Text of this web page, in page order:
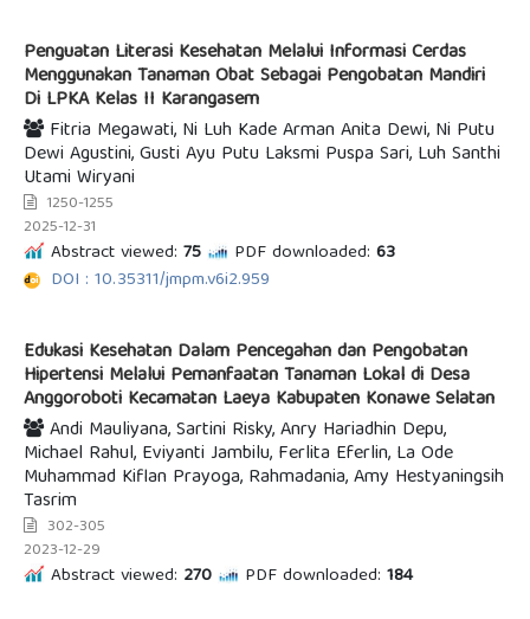
Penguatan Literasi Kesehatan Melalui Informasi Cerdas
Menggunakan Tanaman Obat Sebagai Pengobatan Mandiri
Di LPKA Kelas II Karangasem
Fitria Megawati, Ni Luh Kade Arman Anita Dewi, Ni Putu
Dewi Agustini, Gusti Ayu Putu Laksmi Puspa Sari, Luh Santhi
Utami Wiryani
1250-1255
2025-12-31
Abstract viewed: 75 PDF downloaded: 63
DOI : 10.35311/jmpm.v6i2.959
Edukasi Kesehatan Dalam Pencegahan dan Pengobatan
Hipertensi Melalui Pemanfaatan Tanaman Lokal di Desa
Anggoroboti Kecamatan Laeya Kabupaten Konawe Selatan
Andi Mauliyana, Sartini Risky, Anry Hariadhin Depu,
Michael Rahul, Eviyanti Jambilu, Ferlita Eferlin, La Ode
Muhammad Kiflan Prayoga, Rahmadania, Amy Hestyaningsih
Tasrim
302-305
2023-12-29
Abstract viewed: 270 PDF downloaded: 184